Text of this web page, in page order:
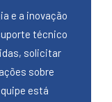
e a inovação
técnico
solicitar
sobre
está